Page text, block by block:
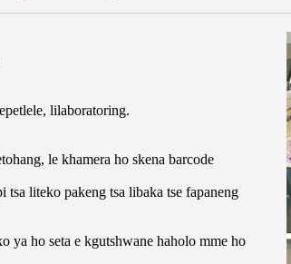
lilaboratoring.
le khamera ho skena barcode
tsa liteko pakeng tsa libaka tse fapaneng
ya ho seta e kgutshwane haholo mme ho